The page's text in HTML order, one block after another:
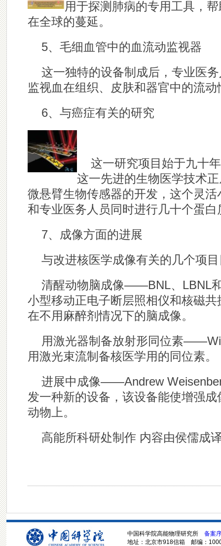
用于探测肺病的专用工具，
在全球的蔓延。
5、毛细血管中的血流动监视器
这一独特的设备制成后，专业医
监视血在组织、皮肤和器官中的流动
6、与癌症有关的研究
这一研究项目始于九十
这一先进的生物医学技术
微悬臂生物传感器的开发，这个灵
和专业医务人员同时进行几十个蛋
7、成像方面的进展
与改进核医学成像有关的几个项
清醒动物脑成像——BNL、LBNL
小型移动正电子断层照相仪和核磁
在不用麻醉剂情况下的脑成像。
用激光器制备放射形同位素
用激光束流制备核医学用的同位素。
进展中成像——Andrew
发一种新的设备，该设备能使增强
动物上。
高能所科研处制作 内容由侯儒成
中国科学院高能物理研究所 备案
地址：北京市918信箱 邮编：